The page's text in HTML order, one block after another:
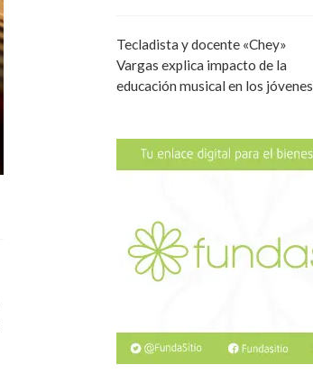
Tecladista y docente «Chey»
Vargas explica impacto de la
educación musical en los jóvenes